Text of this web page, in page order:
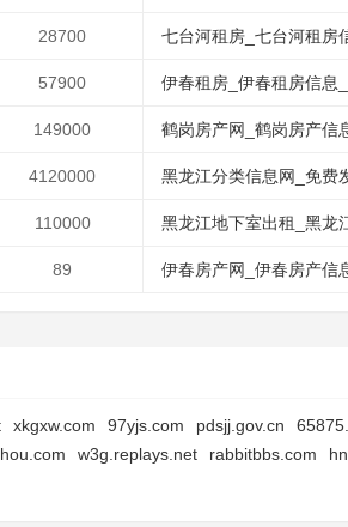
28700 七台河租房_七台河租房
57900 伊春租房_伊春租房信息
149000 鹤岗房产网_鹤岗房产信
4120000 黑龙江分类信息网_免费
110000 黑龙江地下室出租_黑龙
89 伊春房产网_伊春房产信
xkgxw.com 97yjs.com pdsjj.gov.cn
w3g.replays.net rabbitbbs.com